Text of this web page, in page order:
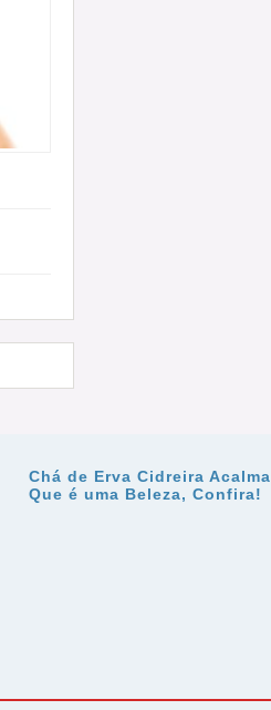
Chá de Erva Cidreira Acalma
Que é uma Beleza, Confira!